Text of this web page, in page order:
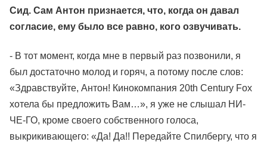
Сид. Сам Антон признается, что, когда он давал
согласие, ему было все равно, кого озвучивать.
- В тот момент, когда мне в первый раз позвонили, я
был достаточно молод и горяч, а потому после слов:
«Здравствуйте, Антон! Кинокомпания 20th Century Fox
хотела бы предложить Вам…», я уже не слышал НИ-
ЧЕ-ГО, кроме своего собственного голоса,
выкрикивающего: «Да! Да!! Передайте Спилбергу, что я